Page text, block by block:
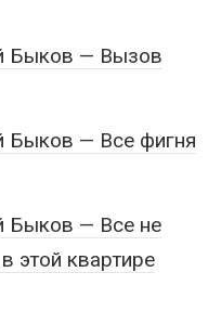
Быков — Вызов
Быков — Все фигня
Быков — Все не
этой квартире